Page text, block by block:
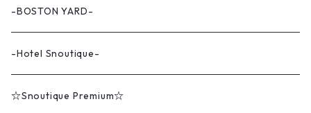
-BOSTON YARD-
-Hotel Snoutique-
☆Snoutique Premium☆